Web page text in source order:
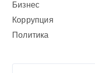
Бизнес
Коррупция
Политика